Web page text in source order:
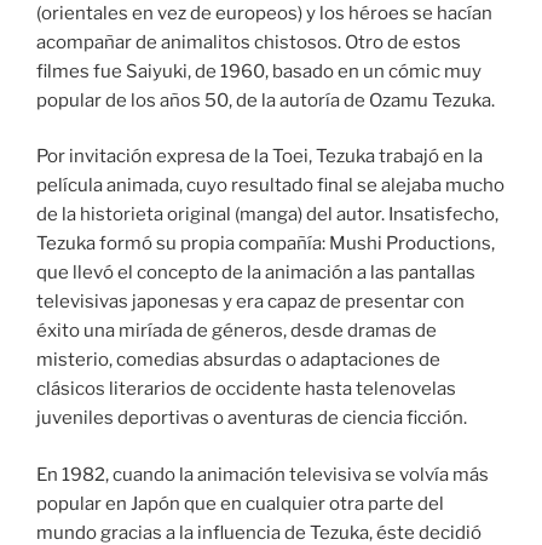
(orientales en vez de europeos) y los héroes se hacían
acompañar de animalitos chistosos. Otro de estos
filmes fue Saiyuki, de 1960, basado en un cómic muy
popular de los años 50, de la autoría de Ozamu Tezuka.
Por invitación expresa de la Toei, Tezuka trabajó en la
película animada, cuyo resultado final se alejaba mucho
de la historieta original (manga) del autor. Insatisfecho,
Tezuka formó su propia compañía: Mushi Productions,
que llevó el concepto de la animación a las pantallas
televisivas japonesas y era capaz de presentar con
éxito una miríada de géneros, desde dramas de
misterio, comedias absurdas o adaptaciones de
clásicos literarios de occidente hasta telenovelas
juveniles deportivas o aventuras de ciencia ficción.
En 1982, cuando la animación televisiva se volvía más
popular en Japón que en cualquier otra parte del
mundo gracias a la influencia de Tezuka, éste decidió